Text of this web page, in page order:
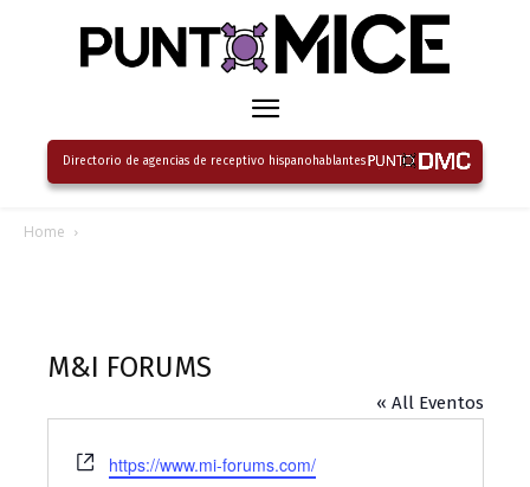
Directorio de agencias de receptivo hispanohablantes
Home
M&I FORUMS
« All Eventos
Website
https://www.mi-forums.com/